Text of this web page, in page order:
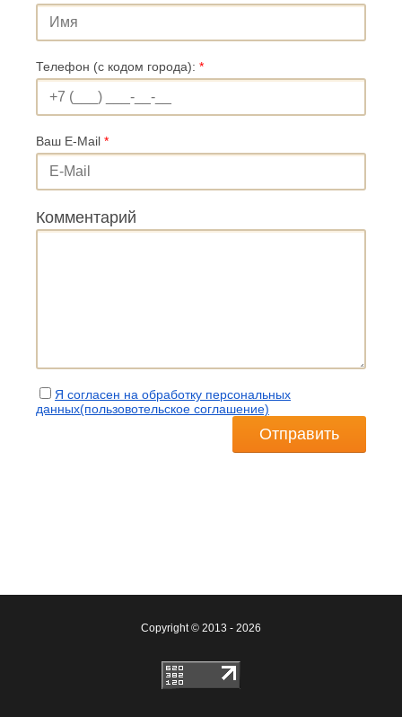
Телефон (с кодом города): *
Ваш E-Mail *
Комментарий
Я согласен на обработку персональных
данных(пользовотельское соглашение)
Отправить
Copyright © 2013 - 2026